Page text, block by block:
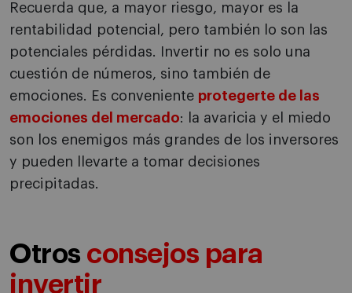
Recuerda que, a mayor riesgo, mayor es la
rentabilidad potencial, pero también lo son las
potenciales pérdidas. Invertir no es solo una
cuestión de números, sino también de
emociones. Es conveniente protegerte de las
emociones del mercado: la avaricia y el miedo
son los enemigos más grandes de los inversores
y pueden llevarte a tomar decisiones
precipitadas.
Otros consejos para
invertir